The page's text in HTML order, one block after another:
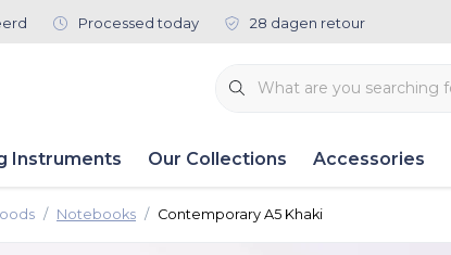
Processed today 28 dagen retour
Instruments Our Collections Accessories
Notebooks Contemporary A5 Khaki